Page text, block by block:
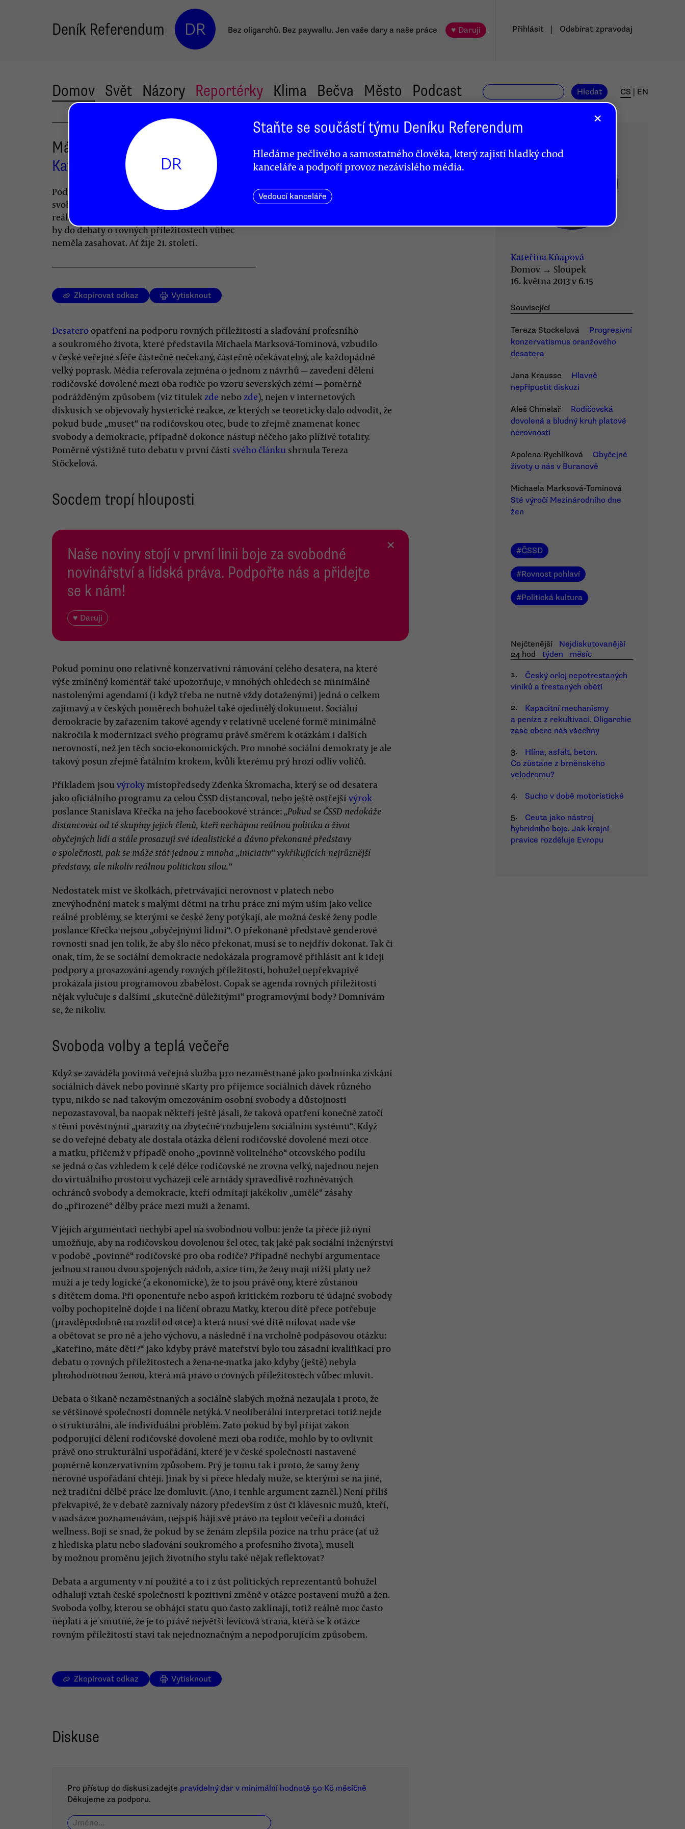
Deník Referendum DR Bez oligarchů. Bez paywallu. Jen vaše dary a naše práce ♥ Daruji Přihlásit Odebírat zpravodaj
Domov Svět Názory Reportérky Klima Bečva Město Podcast Hledat CS EN
Máte děti, Kateřino?
Kateřina Kňapová
Podpora rovných příležitostí znamená konec
svobody volby, agendu idealistů nereflektující
reálné problémy, a pokud žena nemá děti, zřejmě
by do debaty o rovných příležitostech vůbec
neměla zasahovat. Ať žije 21. století.
Zkopírovat odkaz Vytisknout
Desatero opatření na podporu rovných příležitostí a slaďování profesního
a soukromého života, které představila Michaela Marksová-Tominová, vzbudilo
v české veřejné sféře částečně nečekaný, částečně očekávatelný, ale každopádně
velký poprask. Média referovala zejména o jednom z návrhů — zavedení dělení
rodičovské dovolené mezi oba rodiče po vzoru severských zemí — poměrně
podrážděným způsobem (viz titulekzde nebozde), nejen v internetových
diskusích se objevovaly hysterické reakce, ze kterých se teoreticky dalo odvodit, že
pokud bude „muset“ na rodičovskou otec, bude to zřejmě znamenat konec
svobody a demokracie, případně dokonce nástup něčeho jako plíživé totality.
Poměrně výstižně tuto debatu v první části svého článku shrnula Tereza
Stöckelová.
Socdem tropí hlouposti
Naše noviny stojí v první linii boje za svobodné
novinářství a lidská práva. Podpořte nás a přidejte
se k nám!
♥ Daruji
×
Pokud pominu ono relativně konzervativní rámování celého desatera, na které
výše zmíněný komentář také upozorňuje, v mnohých ohledech se minimálně
nastolenými agendami (i když třeba ne nutně vždy dotaženými) jedná o celkem
zajímavý a v českých poměrech bohužel také ojedinělý dokument. Sociální
demokracie by zařazením takové agendy v relativně ucelené formě minimálně
nakročila k modernizaci svého programu právě směrem k otázkám i dalších
nerovností, než jen těch socio-ekonomických. Pro mnohé sociální demokraty je ale
takový posun zřejmě fatálním krokem, kvůli kterému prý hrozí odliv voličů.
Příkladem jsou výroky místopředsedy Zdeňka Škromacha, který se od desatera
jako oficiálního programu za celou ČSSD distancoval, nebo ještě ostřejší výrok
poslance Stanislava Křečka na jeho facebookové stránce:„Pokud se ČSSD nedokáže
distancovat od té skupiny jejich členů, kteří nechápou reálnou politiku a život
obyčejných lidí a stále prosazují své idealistické a dávno překonané představy
o společnosti, pak se může stát jednou z mnoha „iniciativ“ vykřikujících nejrůznější
představy, ale nikoliv reálnou politickou silou.“
Nedostatek míst ve školkách, přetrvávající nerovnost v platech nebo
znevýhodnění matek s malými dětmi na trhu práce zní mým uším jako velice
reálné problémy, se kterými se české ženy potýkají, ale možná české ženy podle
poslance Křečka nejsou „obyčejnými lidmi“. O překonané představě genderové
rovnosti snad jen tolik, že aby šlo něco překonat, musí se to nejdřív dokonat. Tak či
onak, tím, že se sociální demokracie nedokázala programově přihlásit ani k ideji
podpory a prosazování agendy rovných příležitostí, bohužel nepřekvapivě
prokázala jistou programovou zbabělost. Copak se agenda rovných příležitostí
nějak vylučuje s dalšími „skutečně důležitými“ programovými body? Domnívám
se, že nikoliv.
Svoboda volby a teplá večeře
Když se zaváděla povinná veřejná služba pro nezaměstnané jako podmínka získání
sociálních dávek nebo povinné sKarty pro příjemce sociálních dávek různého
typu, nikdo se nad takovým omezováním osobní svobody a důstojnosti
nepozastavoval, ba naopak někteří ještě jásali, že taková opatření konečně zatočí
s těmi pověstnými „parazity na zbytečně rozbujelém sociálním systému“. Když
se do veřejné debaty ale dostala otázka dělení rodičovské dovolené mezi otce
a matku, přičemž v případě onoho „povinně volitelného“ otcovského podílu
se jedná o čas vzhledem k celé délce rodičovské ne zrovna velký, najednou nejen
do virtuálního prostoru vycházejí celé armády spravedlivě rozhněvaných
ochránců svobody a demokracie, kteří odmítají jakékoliv „umělé“ zásahy
do „přirozené“ dělby práce mezi muži a ženami.
V jejich argumentaci nechybí apel na svobodnou volbu: jenže ta přece již nyní
umožňuje, aby na rodičovskou dovolenou šel otec, tak jaké pak sociální inženýrství
v podobě „povinné“ rodičovské pro oba rodiče? Případně nechybí argumentace
jednou stranou dvou spojených nádob, a sice tím, že ženy mají nižší platy než
muži a je tedy logické (a ekonomické), že to jsou právě ony, které zůstanou
s dítětem doma. Při oponentuře nebo aspoň kritickém rozboru té údajné svobody
volby pochopitelně dojde i na líčení obrazu Matky, kterou dítě přece potřebuje
(pravděpodobně na rozdíl od otce) a která musí své dítě milovat nade vše
a obětovat se pro ně a jeho výchovu, a následně i na vrcholně podpásovou otázku:
„Kateřino, máte děti?“ Jako kdyby právě mateřství bylo tou zásadní kvalifikací pro
debatu o rovných příležitostech a žena-ne-matka jako kdyby (ještě) nebyla
plnohodnotnou ženou, která má právo o rovných příležitostech vůbec mluvit.
Debata o šikaně nezaměstnaných a sociálně slabých možná nezaujala i proto, že
se většinové společnosti domněle netýká. V neoliberální interpretaci totiž nejde
o strukturální, ale individuální problém. Zato pokud by byl přijat zákon
podporující dělení rodičovské dovolené mezi oba rodiče, mohlo by to ovlivnit
právě ono strukturální uspořádání, které je v české společnosti nastavené
poměrně konzervativním způsobem. Prý je tomu tak i proto, že samy ženy
nerovné uspořádání chtějí. Jinak by si přece hledaly muže, se kterými se na jiné,
než tradiční dělbě práce lze domluvit. (Ano, i tenhle argument zazněl.) Není příliš
překvapivé, že v debatě zaznívaly názory především z úst či klávesnic mužů, kteří,
v nadsázce poznamenávám, nejspíš hájí své právo na teplou večeři a domácí
wellness. Bojí se snad, že pokud by se ženám zlepšila pozice na trhu práce (ať už
z hlediska platu nebo slaďování soukromého a profesního života), museli
by možnou proměnu jejich životního stylu také nějak reflektovat?
Debata a argumenty v ní použité a to i z úst politických reprezentantů bohužel
odhalují vztah české společnosti k pozitivní změně v otázce postavení mužů a žen.
Svoboda volby, kterou se obhájci statu quo často zaklínají, totiž reálně moc často
neplatí a je smutné, že je to právě největší levicová strana, která se k otázce
rovným příležitostí staví tak nejednoznačným a nepodporujícím způsobem.
Kateřina Kňapová
Domov → Sloupek
16. května 2013 v 6.15
Související
Tereza Stockelová
Progresivní
konzervatismus oranžového
desatera
Jana Krausse
Hlavně
nepřipustit diskuzi
Aleš Chmelař
Rodičovská
dovolená a bludný kruh platové
nerovnosti
Apolena Rychlíková
Obyčejné
životy u nás v Buranově
Michaela Marksová-Tominová
Sté výročí Mezinárodního dne
žen
#ČSSD
#Rovnost pohlaví
#Politická kultura
Nejčtenější
Nejdiskutovanější
24 hod
týden
měsíc
1.
Český orloj nepotrestaných
viníků a trestaných obětí
2.
Kapacitní mechanismy
a peníze z rekultivací. Oligarchie
zase obere nás všechny
3.
Hlína, asfalt, beton.
Co zůstane z brněnského
velodromu?
4.
Sucho v době motoristické
5.
Ceuta jako nástroj
hybridního boje. Jak krajní
pravice rozděluje Evropu
Zkopírovat odkaz Vytisknout
Diskuse
Pro přístup do diskusí zadejte pravidelný dar v minimální hodnotě 50 Kč měsíčně
Děkujeme za podporu.
×
DR
Staňte se součástí týmu Deníku Referendum
Hledáme pečlivého a samostatného člověka, který zajistí hladký chod
kanceláře a podpoří provoz nezávislého média.
Vedoucí kanceláře